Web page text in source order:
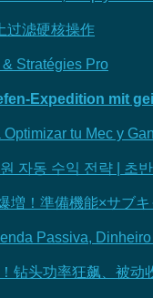
过滤硬核操作
Stratégies Pro
Expedition mit
tu Mec y
자동 수익 전략 | 초
増！準備機能×サブ
Passiva,
钻头功率狂飙、被动